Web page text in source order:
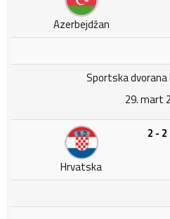
Azerbejdžan
Sportska dvorana
29. mart
Hrvatska
2 - 2